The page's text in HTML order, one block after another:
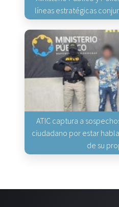
líneas estratégicas
ATIC captura a
ciudadano por estar
de su